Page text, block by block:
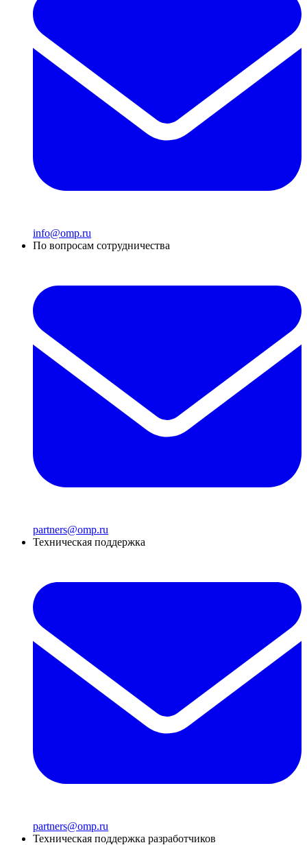
info@omp.ru
По вопросам сотрудничества
partners@omp.ru
Техническая поддержка
partners@omp.ru
Техническая поддержка разработчиков